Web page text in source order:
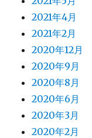
2021年4月
2021年2月
2020年12月
2020年9月
2020年8月
2020年6月
2020年3月
2020年2月